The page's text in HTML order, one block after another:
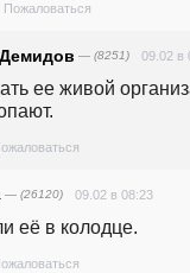
Пожаловаться
— (8251) 09.02 в
ее живой
— (26120) 09.02 в 08:23
её в колодце.